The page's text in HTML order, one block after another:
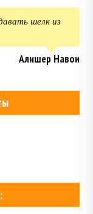
шелк из
Алишер Навои